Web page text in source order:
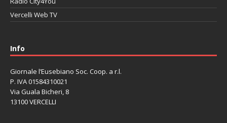
Vercelli Web TV
Info
Giornale l’Eusebiano Soc. Coop. a r.l.
P. IVA 01584310021
Via Guala Bicheri, 8
13100 VERCELLI